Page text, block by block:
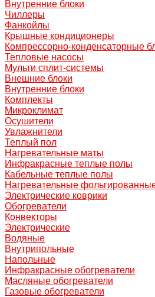
Внутренние блоки
Чиллеры
Фанкойлы
Крышные кондиционеры
Компрессорно-конденсаторные
Тепловые насосы
Мульти сплит-системы
Внешние блоки
Внутренние блоки
Комплекты
Микроклимат
Осушители
Увлажнители
Теплый пол
Нагревательные маты
Инфракрасные теплые полы
Кабельные теплые полы
Нагревательные
Электрические коврики
Обогреватели
Конвекторы
Электрические
Водяные
Внутрипольные
Напольные
Инфракрасные обогреватели
Масляные обогреватели
Газовые обогреватели